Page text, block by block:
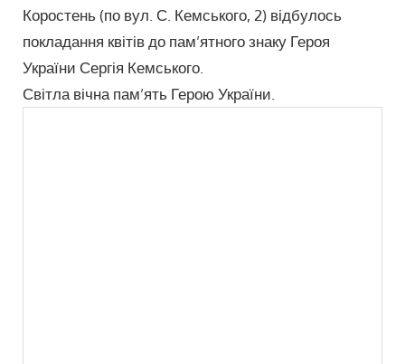
Коростень (по вул. С. Кемського, 2) відбулось
покладання квітів до пам’ятного знаку Героя
України Сергія Кемського.
Світла вічна пам’ять Герою України.